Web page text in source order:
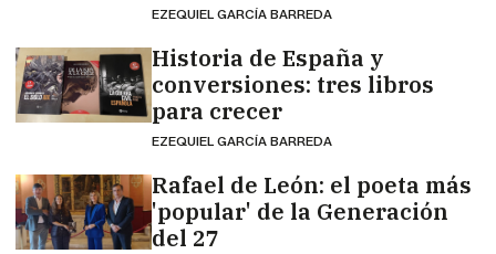
EZEQUIEL GARCÍA BARREDA
Historia de España y
conversiones: tres libros
para crecer
EZEQUIEL GARCÍA BARREDA
Rafael de León: el poeta más
'popular' de la Generación
del 27